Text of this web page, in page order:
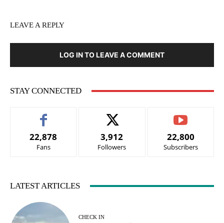
LEAVE A REPLY
LOG IN TO LEAVE A COMMENT
STAY CONNECTED
22,878
Fans
3,912
Followers
22,800
Subscribers
LATEST ARTICLES
CHECK IN